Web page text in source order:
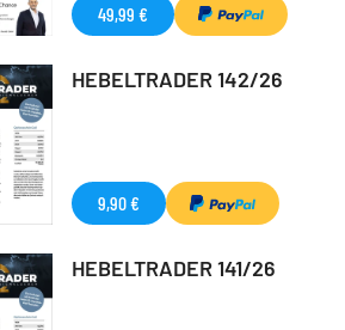
49,99 €
HEBELTRADER 142/26
9,90 €
HEBELTRADER 141/26